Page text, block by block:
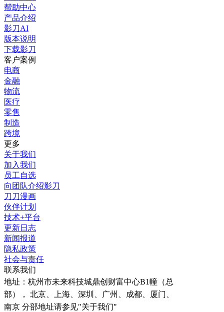
帮助中心
产品介绍
影刀AI
版本说明
下载影刀
客户案例
电商
金融
物流
医疗
零售
制造
跨境
更多
关于我们
加入我们
员工自选
向团队介绍影刀
刀刀漫画
伙伴计划
技术+平台
更新日志
新闻报道
隐私政策
社会与责任
联系我们
地址： 杭州市未来科技城鼎创财富中心B1幢（总
部）， 北京、上海、深圳、广州、成都、厦门、
南京 分部地址请参见"关于我们"